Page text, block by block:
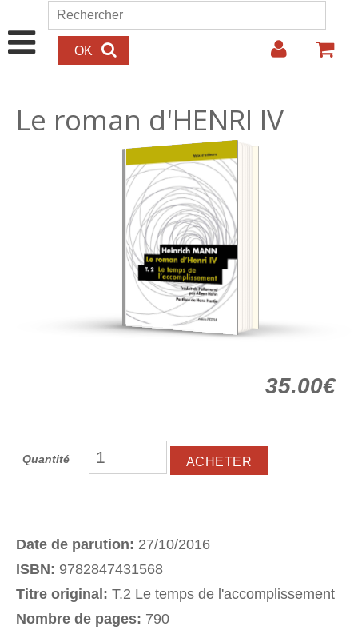
Aller au contenu principal
Formulaire de recherche
Rechercher
Le roman d'HENRI IV
35.00€
35.00€
Quantité
Date de parution: 27/10/2016
ISBN: 9782847431568
Titre original: T.2 Le temps de l'accomplissement
Nombre de pages: 790